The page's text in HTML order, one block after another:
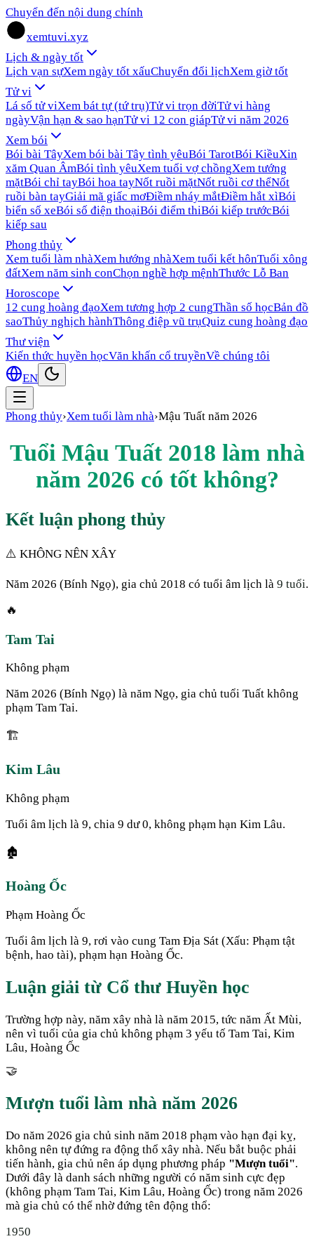
Chuyển đến nội dung chính
xemtuvi.xyz
Lịch & ngày tốt
Lịch vạn sựXem ngày tốt xấuChuyển đổi lịchXem giờ tốt
Tử vi
Lá số tử viXem bát tự (tứ trụ)Tử vi trọn đờiTử vi hàng
ngàyVận hạn & sao hạnTử vi 12 con giápTử vi năm 2026
Xem bói
Bói bài TâyXem bói bài Tây tình yêuBói TarotBói KiềuXin
xăm Quan ÂmBói tình yêuXem tuổi vợ chồngXem tướng
mặtBói chỉ tayBói hoa tayNốt ruồi mặtNốt ruồi cơ thểNốt
ruồi bàn tayGiải mã giấc mơĐiềm nháy mắtĐiềm hắt xìBói
biển số xeBói số điện thoạiBói điểm thiBói kiếp trướcBói
kiếp sau
Phong thủy
Xem tuổi làm nhàXem hướng nhàXem tuổi kết hônTuổi xông
đấtXem năm sinh conChọn nghề hợp mệnhThước Lỗ Ban
Horoscope
12 cung hoàng đạoXem tương hợp 2 cungThần số họcBản đồ
saoThủy nghịch hànhThông điệp vũ trụQuiz cung hoàng đạo
Thư viện
Kiến thức huyền họcVăn khấn cổ truyềnVề chúng tôi
EN
Phong thủy›Xem tuổi làm nhà›Mậu Tuất năm 2026
Tuổi Mậu Tuất 2018 làm nhà
năm 2026 có tốt không?
Kết luận phong thủy
⚠️ KHÔNG NÊN XÂY
Năm 2026 (Bính Ngọ), gia chủ 2018 có tuổi âm lịch là 9 tuổi.
🔥
Tam Tai
Không phạm
Năm 2026 (Bính Ngọ) là năm Ngọ, gia chủ tuổi Tuất không
phạm Tam Tai.
🏗️
Kim Lâu
Không phạm
Tuổi âm lịch là 9, chia 9 dư 0, không phạm hạn Kim Lâu.
🏚️
Hoàng Ốc
Phạm Hoàng Ốc
Tuổi âm lịch là 9, rơi vào cung Tam Địa Sát (Xấu: Phạm tật
bệnh, hao tài), phạm hạn Hoàng Ốc.
Luận giải từ Cổ thư Huyền học
Trường hợp này, năm xây nhà là năm 2015, tức năm Ất Mùi,
nên vì tuổi của gia chủ không phạm 3 yếu tố Tam Tai, Kim
Lâu, Hoàng Ốc
🤝
Mượn tuổi làm nhà năm 2026
Do năm 2026 gia chủ sinh năm 2018 phạm vào hạn đại kỵ,
không nên tự đứng ra động thổ xây nhà. Nếu bắt buộc phải
tiến hành, gia chủ nên áp dụng phương pháp "Mượn tuổi".
Dưới đây là danh sách những người có năm sinh cực đẹp
(không phạm Tam Tai, Kim Lâu, Hoàng Ốc) trong năm 2026
mà gia chủ có thể nhờ đứng tên động thổ:
1950